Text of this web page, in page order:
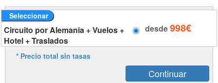
Seleccionar
Circuito por Alemania + Vuelos +
Hotel + Traslados
desde998€
* Precio total sin tasas